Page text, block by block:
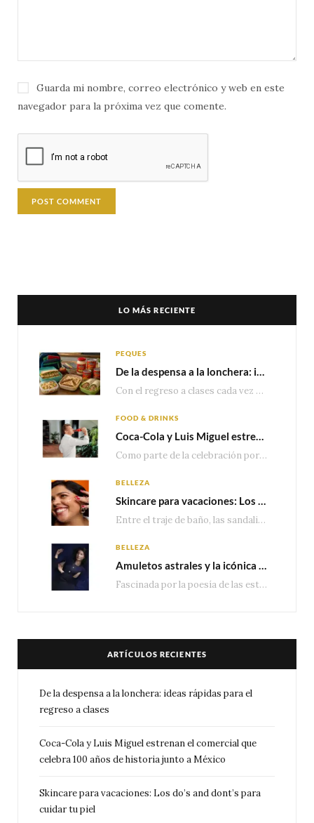
Guarda mi nombre, correo electrónico y web en este
navegador para la próxima vez que comente.
LO MÁS RECIENTE
PEQUES
De la despensa a la lonchera: ideas rápidas para el regreso a clases
Con el regreso a clases cada vez más cerca, las familias comienzan a reorganizar horarios,…
FOOD & DRINKS
Coca-Cola y Luis Miguel estrenan el comercial que celebra 100 años de historia junto a México
Como parte de la celebración por sus primeros 100 años enMéxico, Coca-Cola presenta hoy el…
BELLEZA
Skincare para vacaciones: Los do’s and dont’s para cuidar tu piel
Entre el traje de baño, las sandalias, los lentes de sol y los looks que…
BELLEZA
Amuletos astrales y la icónica colección Zodiaque de Van Cleef & Arpels
Fascinada por la poesía de las estrellas, la Maison Van Cleef & Arpels celebra la llegada de las…
ARTÍCULOS RECIENTES
De la despensa a la lonchera: ideas rápidas para el
regreso a clases
Coca-Cola y Luis Miguel estrenan el comercial que
celebra 100 años de historia junto a México
Skincare para vacaciones: Los do’s and dont’s para
cuidar tu piel